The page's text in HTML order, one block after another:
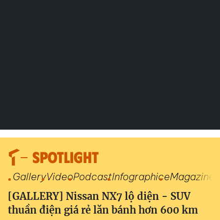
SPOTLIGHT
GalleryVideoPodcastInfographiceMagazine
[GALLERY] Nissan NX7 lộ diện - SUV
thuần điện giá rẻ lăn bánh hơn 600 km